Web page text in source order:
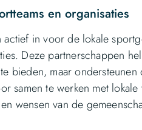
en organisaties
in voor de lokale
Deze partnerschappen
bieden, maar
samen te werken met
wensen van de